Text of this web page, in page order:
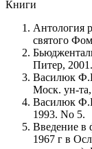
Книги
Антология
святого
Питер, 2001.
Василюк
Моск. ун-
Василюк
1993. No 5.
Введение в
1967 г в